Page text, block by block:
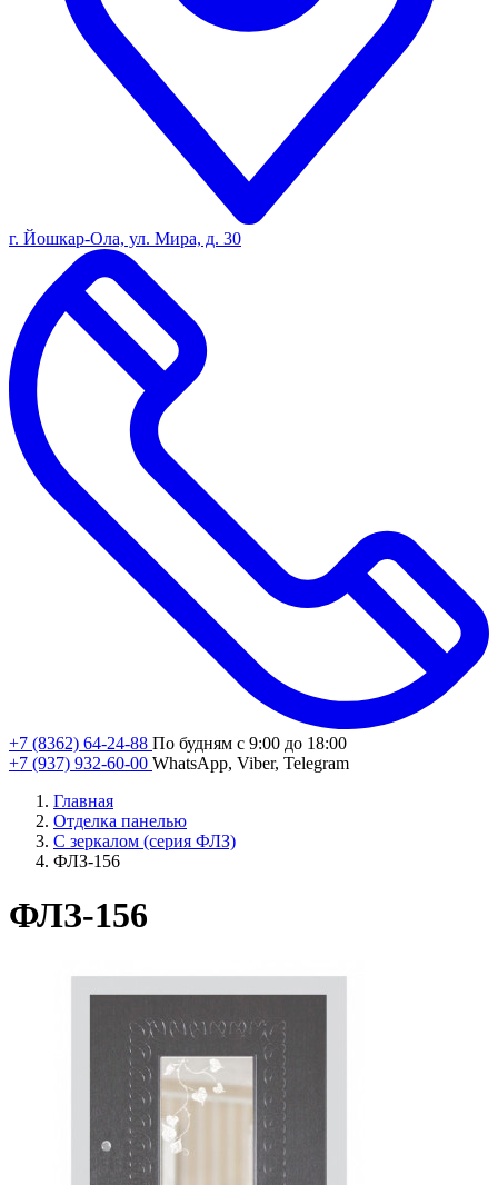
г. Йошкар-Ола, ул. Мира, д. 30
+7 (8362) 64-24-88 По будням с 9:00 до 18:00
+7 (937) 932-60-00 WhatsApp, Viber, Telegram
Главная
Отделка панелью
С зеркалом (серия ФЛЗ)
ФЛЗ-156
ФЛЗ-156